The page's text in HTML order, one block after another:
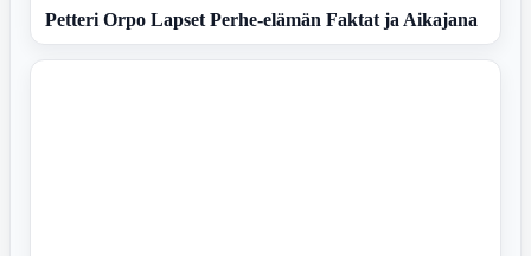
Petteri Orpo Lapset Perhe-elämän Faktat ja Aikajana